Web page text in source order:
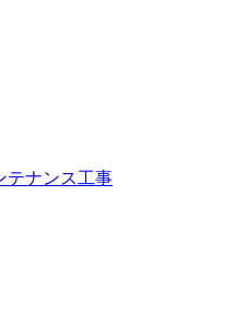
テナンス工事